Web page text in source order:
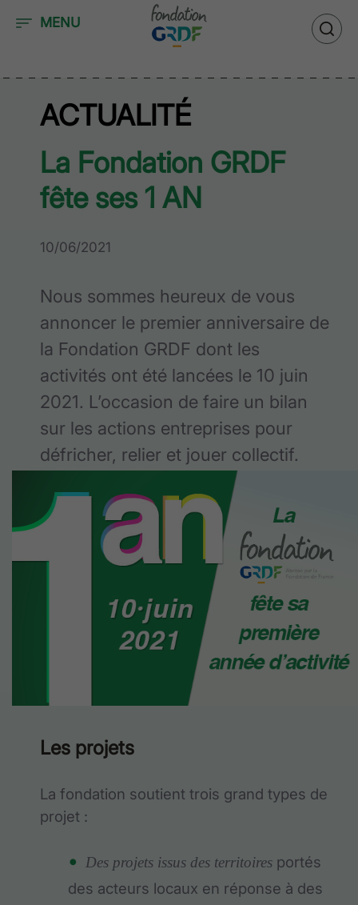
MENU
ACTUALITÉ
La Fondation GRDF
fête ses 1 AN
10/06/2021
Nous sommes heureux de vous
annoncer le premier anniversaire de
la Fondation GRDF dont les
activités ont été lancées le 10 juin
2021. L’occasion de faire un bilan
sur les actions entreprises pour
défricher, relier et jouer collectif.
Les projets
La fondation soutient trois grand types de
projet :
Des projets issus des territoires portés
des acteurs locaux en réponse à des